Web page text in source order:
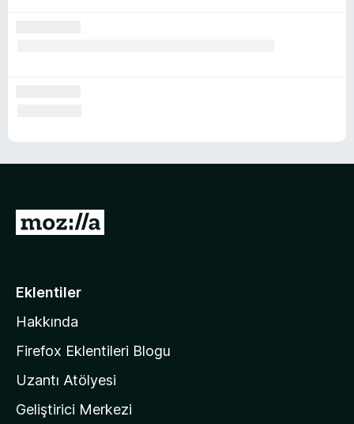
M
i
l
a
n
ı
Eklentiler
Hakkında
Firefox Eklentileri Blogu
Uzantı Atölyesi
Geliştirici Merkezi